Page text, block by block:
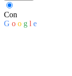
Con
G o o g l e